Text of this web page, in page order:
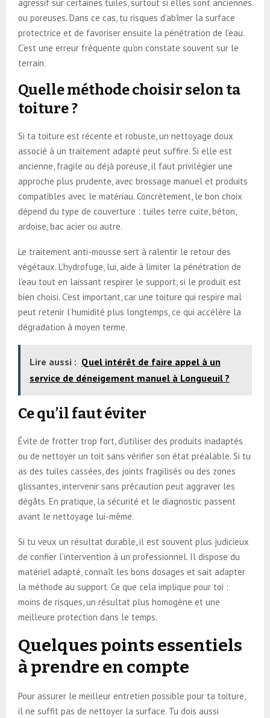
agressif sur certaines tuiles, surtout si elles sont anciennes
ou poreuses. Dans ce cas, tu risques d’abîmer la surface
protectrice et de favoriser ensuite la pénétration de l’eau.
C’est une erreur fréquente qu’on constate souvent sur le
terrain.
Quelle méthode choisir selon ta
toiture ?
Si ta toiture est récente et robuste, un nettoyage doux
associé à un traitement adapté peut suffire. Si elle est
ancienne, fragile ou déjà poreuse, il faut privilégier une
approche plus prudente, avec brossage manuel et produits
compatibles avec le matériau. Concrètement, le bon choix
dépend du type de couverture : tuiles terre cuite, béton,
ardoise, bac acier ou autre.
Le traitement anti-mousse sert à ralentir le retour des
végétaux. L’hydrofuge, lui, aide à limiter la pénétration de
l’eau tout en laissant respirer le support, si le produit est
bien choisi. C’est important, car une toiture qui respire mal
peut retenir l’humidité plus longtemps, ce qui accélère la
dégradation à moyen terme.
Lire aussi : Quel intérêt de faire appel à un
service de déneigement manuel à Longueuil ?
Ce qu’il faut éviter
Évite de frotter trop fort, d’utiliser des produits inadaptés
ou de nettoyer un toit sans vérifier son état préalable. Si tu
as des tuiles cassées, des joints fragilisés ou des zones
glissantes, intervenir sans précaution peut aggraver les
dégâts. En pratique, la sécurité et le diagnostic passent
avant le nettoyage lui-même.
Si tu veux un résultat durable, il est souvent plus judicieux
de confier l’intervention à un professionnel. Il dispose du
matériel adapté, connaît les bons dosages et sait adapter
la méthode au support. Ce que cela implique pour toi :
moins de risques, un résultat plus homogène et une
meilleure protection dans le temps.
Quelques points essentiels
à prendre en compte
Pour assurer le meilleur entretien possible pour ta toiture,
il ne suffit pas de nettoyer la surface. Tu dois aussi